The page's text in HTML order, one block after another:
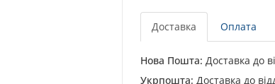
Доставка Оплата
Нова Пошта: Доставка до
Укрпошта: Доставка до